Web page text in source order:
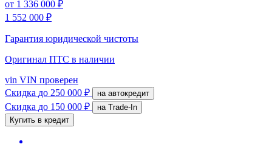
от 1 336 000 ₽
1 552 000 ₽
Гарантия юридической чистоты
Оригинал ПТС в наличии
vin VIN проверен
Скидка до 250 000 ₽ на автокредит
Скидка до 150 000 ₽
на Trade-In
Купить в кредит